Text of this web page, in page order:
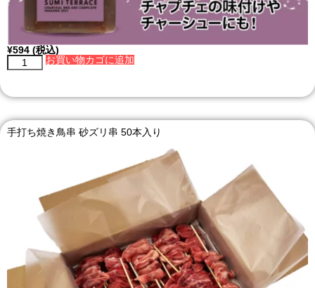
¥594 (税込)
お買い物カゴに追加
手打ち焼き鳥串 砂ズリ串 50本入り